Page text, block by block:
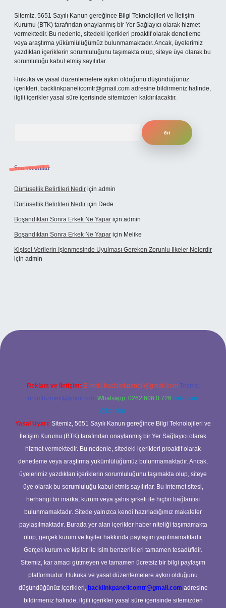
Sitemiz, 5651 Sayılı Kanun gereğince Bilgi Teknolojileri ve İletişim
Kurumu (BTK) tarafından onaylanmış bir Yer Sağlayıcı olarak hizmet
vermektedir. Bu nedenle, sitedeki içerikleri proaktif olarak denetleme
veya araştırma yükümlülüğümüz bulunmamaktadır. Ancak, üyelerimiz
yazdıkları içeriklerin sorumluluğunu taşımakta olup, siteye üye olarak bu
sorumluluğu kabul etmiş sayılırlar.
Hukuka ve yasal düzenlemelere aykırı olduğunu düşündüğünüz
içerikleri, backlinkpanelicomtr@gmail.com adresine bildirmeniz halinde,
ilgili içerikler yasal süre içerisinde sitemizden kaldırılacaktır.
Son yorumlar
Dürtüsellik Belirtileri Nedir için admin
Dürtüsellik Belirtileri Nedir için Dede
Boşandıktan Sonra Erkek Ne Yapar için admin
Boşandıktan Sonra Erkek Ne Yapar için Melike
Kişisel Verilerin Işlenmesinde Uyulması Gereken Zorunlu Ilkeler Nelerdir
için admin
Reklam ve İletişim: E-mail: backlinkpaneli@gmail.com Teams:
forumhizmeti@gmail.com Whatsapp: 0262 606 0 726 Telegram:
@karabul
Yasal Uyarı: Sitemiz, 5651 Sayılı Kanun gereğince Bilgi Teknolojileri ve
İletişim Kurumu (BTK) tarafından onaylanmış bir Yer Sağlayıcı olarak
hizmet vermektedir. Bu nedenle, sitedeki içerikleri proaktif olarak
denetleme veya araştırma yükümlülüğümüz bulunmamaktadır. Ancak,
üyelerimiz yazdıkları içeriklerin sorumluluğunu taşımakta olup, siteye
üye olarak bu sorumluluğu kabul etmiş sayılırlar. Bu internet sitesi,
herhangi bir marka, kurum veya şahıs şirketi ile hiçbir bağlantısı
bulunmamaktadır. Sitede yalnızca kendi hazırladığımız makaleler
paylaşılmaktadır. Burada yer alan içerikler haber niteliği taşımamakta
olup, gerçek kurum ve kişiler hakkında paylaşım yapılmamaktadır.
Gerçek kurum ve kişiler ile isim benzerlikleri tamamen tesadüfidir.
Sitemiz, kar amacı gütmeyen ve tamamen ücretsiz bir bilgi paylaşım
platformudur. Hukuka ve yasal düzenlemelere aykırı olduğunu
düşündüğünüz içerikleri, backlinkpanelicomtr@gmail.com adresine
bildirmeniz halinde, ilgili içerikler yasal süre içerisinde sitemizden